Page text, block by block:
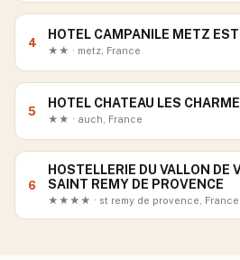
4
HOTEL CAMPANILE METZ
★★ · metz, France
5
HOTEL CHATEAU LES
★★ · auch, France
6
HOSTELLERIE DU VALLON DE
SAINT REMY DE PROVENCE
★★★★ · st remy de provence, France